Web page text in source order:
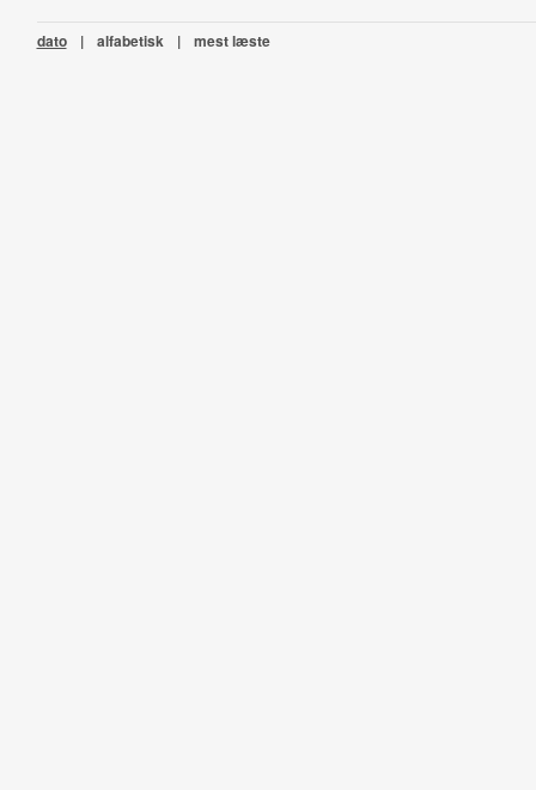
dato | alfabetisk | mest læste